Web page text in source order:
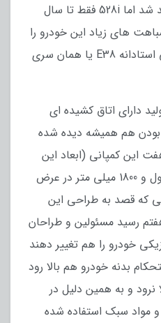
E39 از سال 95 تا 2003 تولید شد اما 528i فقط تا سال
شباهت های زیاد این خودرو را
با E38 باید دلیلی بر طراحی استادانه E38 یا همان سری
دارای اتاق کشیده ای
هم همیشه دیده شده
این کمپانی (ابعاد این
خودرو 4775 میلی متر در طول و 1800 میلی متر در عرض
که قصد به طراحی این
رسید مسئولین و طراحان
خودرو را هم تغییر دهند
بدنه خودرو هم بالا رود
و به همین دلیل در
و مواد سبک استفاده شده